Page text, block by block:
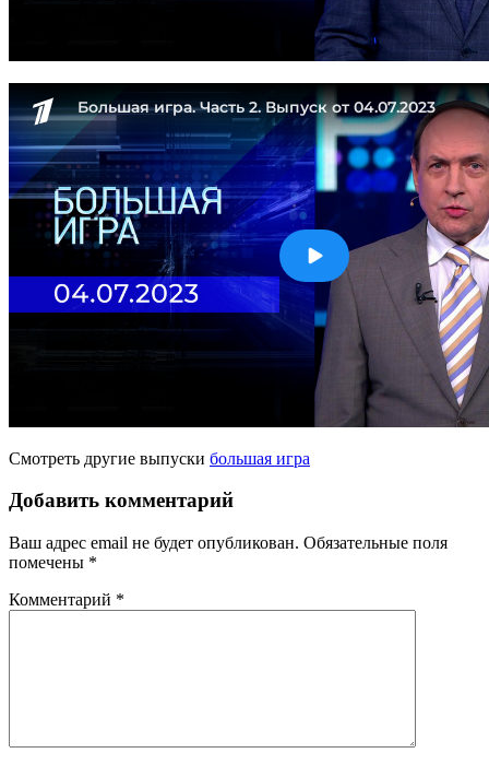
Смотреть другие выпуски большая игра
Добавить комментарий
Ваш адрес email не будет опубликован. Обязательные поля
помечены *
Комментарий *